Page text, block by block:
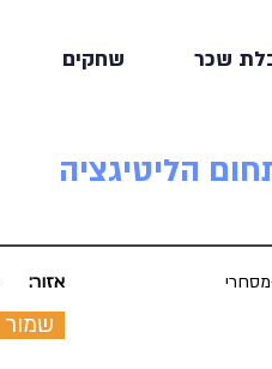
שכר שחקים
הליטיגציה
אזור:
שמור
מסחרי